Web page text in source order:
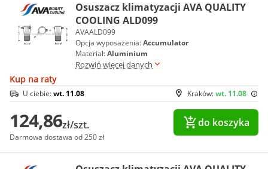
Osuszacz klimatyzacji AVA QUALITY
COOLING ALD099
AVAALD099
Opcja wyposażenia:Accumulator
Materiał:Aluminium
Rozwiń więcej danych
Kup na raty
Kraków:wt. 11.08
U ciebie:wt. 11.08
124,86zł/szt.
Darmowa dostawa od 250 zł
do koszyka